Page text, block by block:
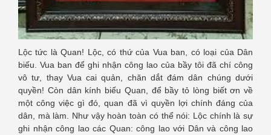
Lộc tức là Quan! Lộc, có thứ của Vua ban, có loại của Dân
biếu. Vua ban để ghi nhận công lao của bầy tôi đã chí công
vô tư, thay Vua cai quản, chăn dắt đám dân chúng dưới
quyền! Còn dân kính biếu Quan, để bầy tỏ lòng biết ơn về
một công việc gì đó, quan đã vì quyền lợi chính đáng của
dân, mà làm. Như vậy hoàn toàn có thể nói: Lộc chính là sự
ghi nhận công lao các Quan: công lao với Dân và công lao